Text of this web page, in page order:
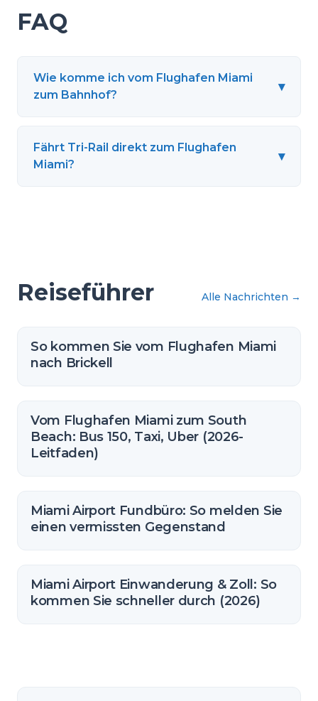
FAQ
Wie komme ich vom Flughafen Miami
zum Bahnhof?
▾
Fährt Tri-Rail direkt zum Flughafen
Miami?
▾
Reiseführer Alle Nachrichten →
So kommen Sie vom Flughafen Miami
nach Brickell
Vom Flughafen Miami zum South
Beach: Bus 150, Taxi, Uber (2026-
Leitfaden)
Miami Airport Fundbüro: So melden Sie
einen vermissten Gegenstand
Miami Airport Einwanderung & Zoll: So
kommen Sie schneller durch (2026)